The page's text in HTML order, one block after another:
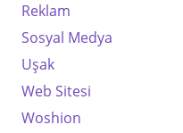
Reklam
Sosyal Medya
Uşak
Web Sitesi
Woshion